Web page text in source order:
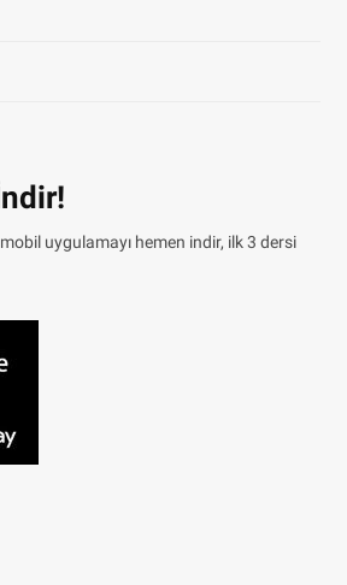
uygulamayı hemen indir, ilk 3 dersi